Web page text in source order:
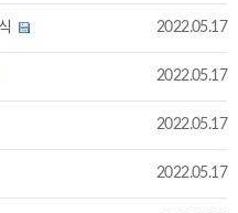
2022.05.17
2022.05.17
2022.05.17
2022.05.17